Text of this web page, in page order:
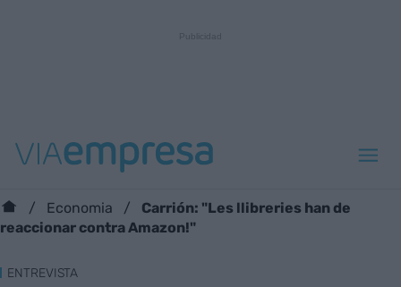
Economia
Carrión: "Les llibreries han de
reaccionar contra Amazon!"
ENTREVISTA